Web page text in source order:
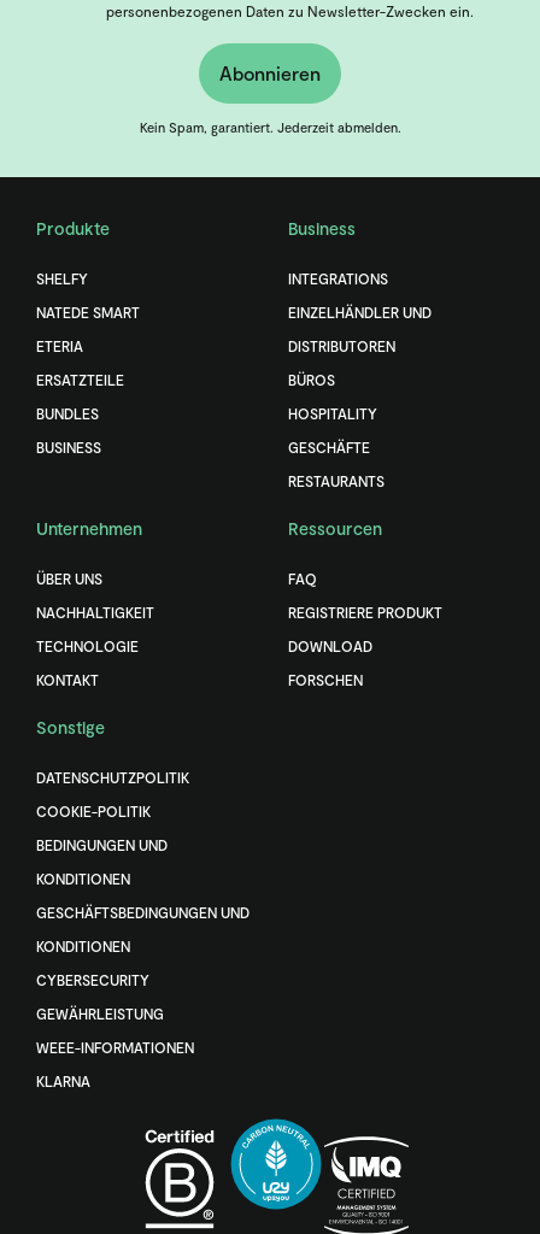
personenbezogenen Daten zu Newsletter-Zwecken ein.
Abonnieren
Kein Spam, garantiert. Jederzeit abmelden.
Produkte
SHELFY
NATEDE SMART
ETERIA
ERSATZTEILE
BUNDLES
BUSINESS
Business
INTEGRATIONS
EINZELHÄNDLER UND
DISTRIBUTOREN
BÜROS
HOSPITALITY
GESCHÄFTE
RESTAURANTS
Unternehmen
ÜBER UNS
NACHHALTIGKEIT
TECHNOLOGIE
KONTAKT
Ressourcen
FAQ
REGISTRIERE PRODUKT
DOWNLOAD
FORSCHEN
Sonstige
DATENSCHUTZPOLITIK
COOKIE-POLITIK
BEDINGUNGEN UND
KONDITIONEN
GESCHÄFTSBEDINGUNGEN UND
KONDITIONEN
CYBERSECURITY
GEWÄHRLEISTUNG
WEEE-INFORMATIONEN
KLARNA